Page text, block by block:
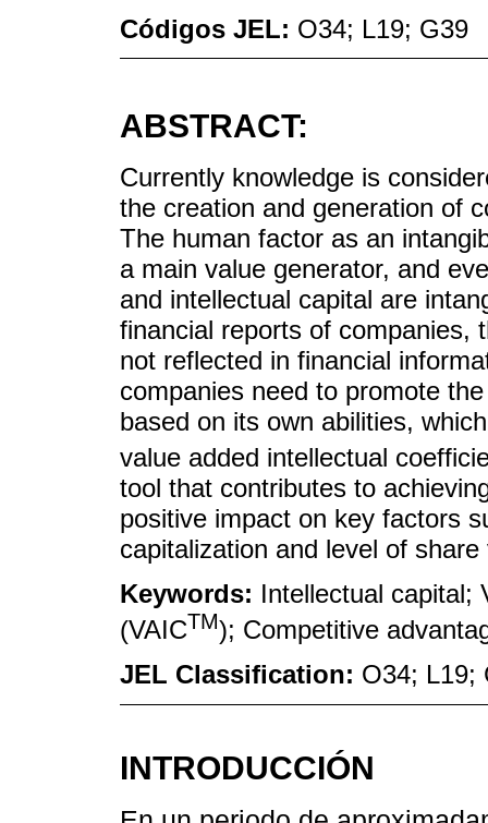
Códigos JEL: O34; L19; G39
ABSTRACT:
Currently knowledge is
the creation and generation of
The human factor as an
a main value generator, and
and intellectual capital are
financial reports of companies,
not reflected in financial
companies need to promote
based on its own abilities,
value added intellectual
tool that contributes to
positive impact on key factors
capitalization and level of share
Keywords: Intellectual capital;
(VAICTM); Competitive
JEL Classification: O34; L19;
INTRODUCCIÓN